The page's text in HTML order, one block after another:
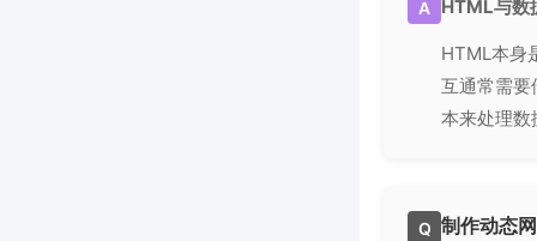
A HTML与数
HTML本身
互通常需
本来处理数
Q 制作动态